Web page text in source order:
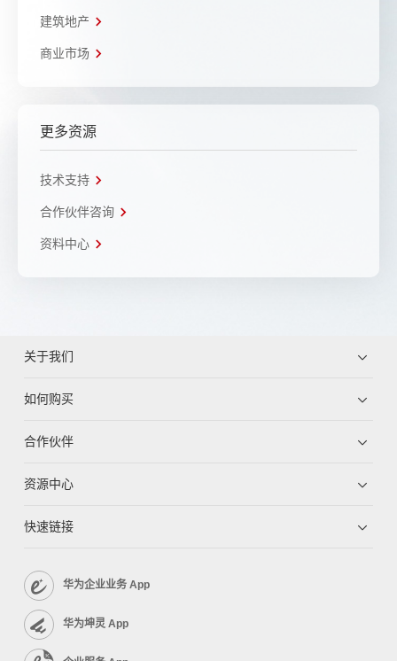
建筑地产
商业市场
更多资源
技术支持
合作伙伴咨询
资料中心
关于我们
如何购买
合作伙伴
资源中心
快速链接
华为企业业务 App
华为坤灵 App